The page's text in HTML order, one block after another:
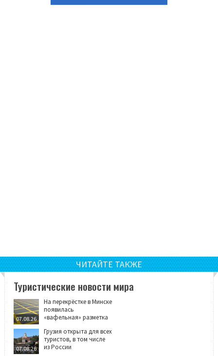
ЧИТАЙТЕ ТАКЖЕ
Туристические новости мира
07.08.26
На перекрёстке в Минске
появилась
«вафельная» разметка
07.08.26
Грузия открыта для всех
туристов, в том числе
из России